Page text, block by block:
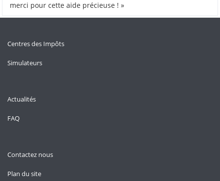
merci pour cette aide précieuse ! »
Centres des Impôts
Simulateurs
Actualités
FAQ
Contactez nous
Plan du site